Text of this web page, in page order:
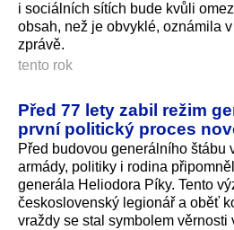
i sociálních sítích bude kvůli
obsah, než je obvyklé, oznámila
zprávě.
tento rok
Před 77 lety zabil režim
první politický proces
Před budovou generálního štábu
armády, politiky i rodina
generála Heliodora Píky. Tento
československý legionář a oběť
vraždy se stal symbolem věrnosti